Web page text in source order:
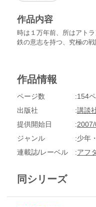
作品内容
時は１万年前、所はアト
鉄の意志を持つ、究極の
の手先、イシュタルによ
作品情報
ページ数
154
出版社
講談
提供開始日
ジャンル
少年
連載誌/レーベル
アフ
同シリーズ